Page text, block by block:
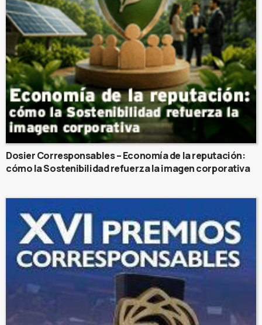
Dosier Corresponsables – Economía de la reputación:
cómo la Sostenibilidad refuerza la imagen corporativa